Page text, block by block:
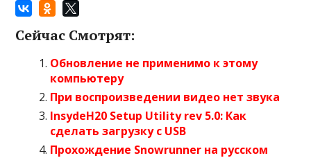
Сейчас Смотрят:
Обновление не применимо к этому
компьютеру
При воспроизведении видео нет звука
InsydeH20 Setup Utility rev 5.0: Как
сделать загрузку с USB
Прохождение Snowrunner на русском